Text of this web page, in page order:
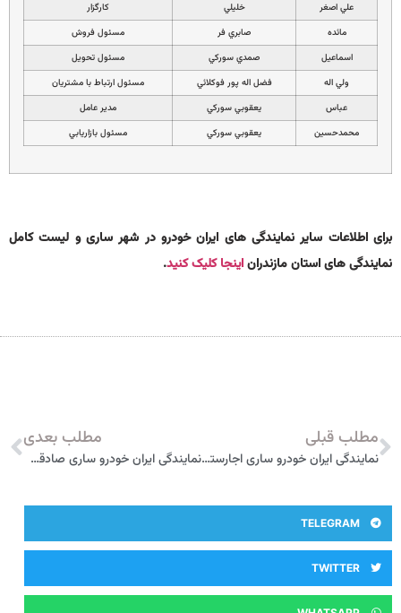
علي اصغر
خليلي
كارگزار
مائده
صابري فر
مسئول فروش
اسماعيل
صمدي سوركي
مسئول تحويل
ولي اله
فضل اله پور فوكلائي
مسئول ارتباط با مشتريان
عباس
يعقوبي سوركي
مدير عامل
محمدحسين
يعقوبي سوركي مسئول بازاريابي
برای اطلاعات سایر نمایندگی های ایران خودرو در شهر ساری و لیست کامل
نمایندگی های استان مازندراناینجا کلیک کنید.
مطلب قبلی
نمایندگی ایران خودرو ساری اجارستاقی 3359
مطلب بعدی
نمایندگی ایران خودرو ساری صادقی کیادهی 3328
TELEGRAM
TWITTER